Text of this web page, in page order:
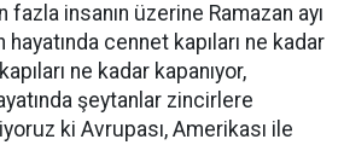
fazla insanın üzerine Ramazan ayı
cennet kapıları ne kadar
ne kadar kapanıyor,
şeytanlar zincirlere
ki Avrupası, Amerikası ile